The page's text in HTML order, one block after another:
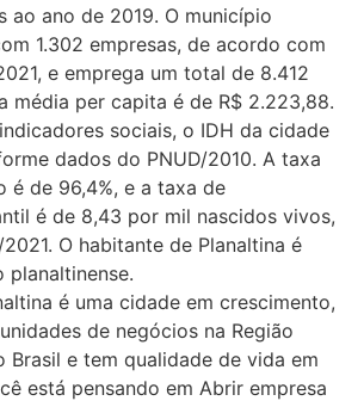
ao ano de 2019. O município
1.302 empresas, de acordo com
e emprega um total de 8.412
média per capita é de R$ 2.223,88.
sociais, o IDH da cidade
dados do PNUD/2010. A taxa
é de 96,4%, e a taxa de
é de 8,43 por mil nascidos vivos,
O habitante de Planaltina é
planaltinense.
é uma cidade em crescimento,
de negócios na Região
Brasil e tem qualidade de vida em
está pensando em Abrir empresa